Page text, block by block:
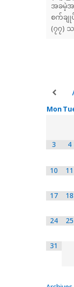
အခမဲ့အ
စက်ခ
(၇၇)
Mon
3 4
10 11
17 18
24 25
31